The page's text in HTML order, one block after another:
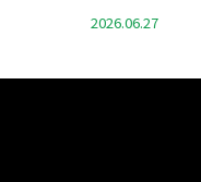
2026.06.27